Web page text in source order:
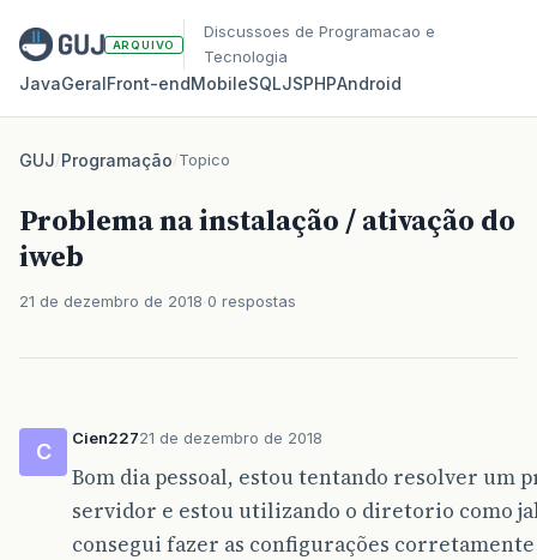
ARQUIVO
Discussoes de Programacao e
Tecnologia
JavaGeralFront‑endMobileSQLJSPHPAndroid
GUJ/Programação/Topico
Problema na instalação / ativação do
iweb
21 de dezembro de 2018 0 respostas
C
Cien22721 de dezembro de 2018
Bom dia pessoal, estou tentando resolver um
servidor e estou utilizando o diretorio como
consegui fazer as configurações